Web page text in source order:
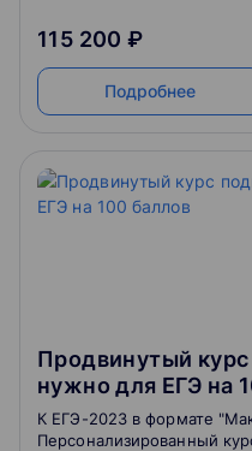
115 200 ₽
Подробнее
Продвинутый курс
нужно для ЕГЭ на
К ЕГЭ-2023 в формате
Персонализированный